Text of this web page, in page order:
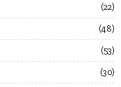
22
48
53
30